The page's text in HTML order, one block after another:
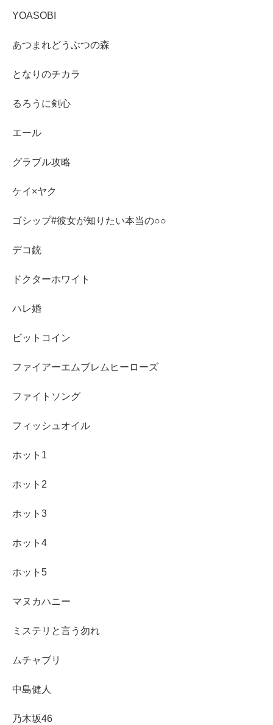
YOASOBI
あつまれどうぶつの森
となりのチカラ
るろうに剣心
エール
グラブル攻略
ケイ×ヤク
ゴシップ#彼女が知りたい本当の○○
デコ銃
ドクターホワイト
ハレ婚
ビットコイン
ファイアーエムブレムヒーローズ
ファイトソング
フィッシュオイル
ホット1
ホット2
ホット3
ホット4
ホット5
マヌカハニー
ミステリと言う勿れ
ムチャブリ
中島健人
乃木坂46